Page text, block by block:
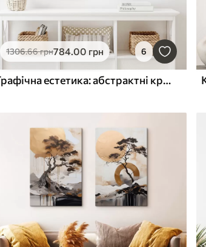
1306.66грн784.00 грн 6
Графічна естетика: абстрактні криві на світлому тлі в мінімалістичному стилі